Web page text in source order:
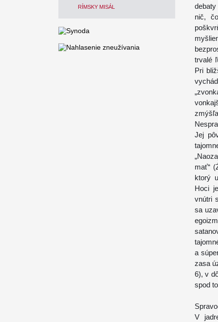
RÍMSKY MISÁL
nič,
trvalé
Pri
Jej
mať“
ktorý
Hoci
vnútri
sa
a
zasa
6), v
spod
V